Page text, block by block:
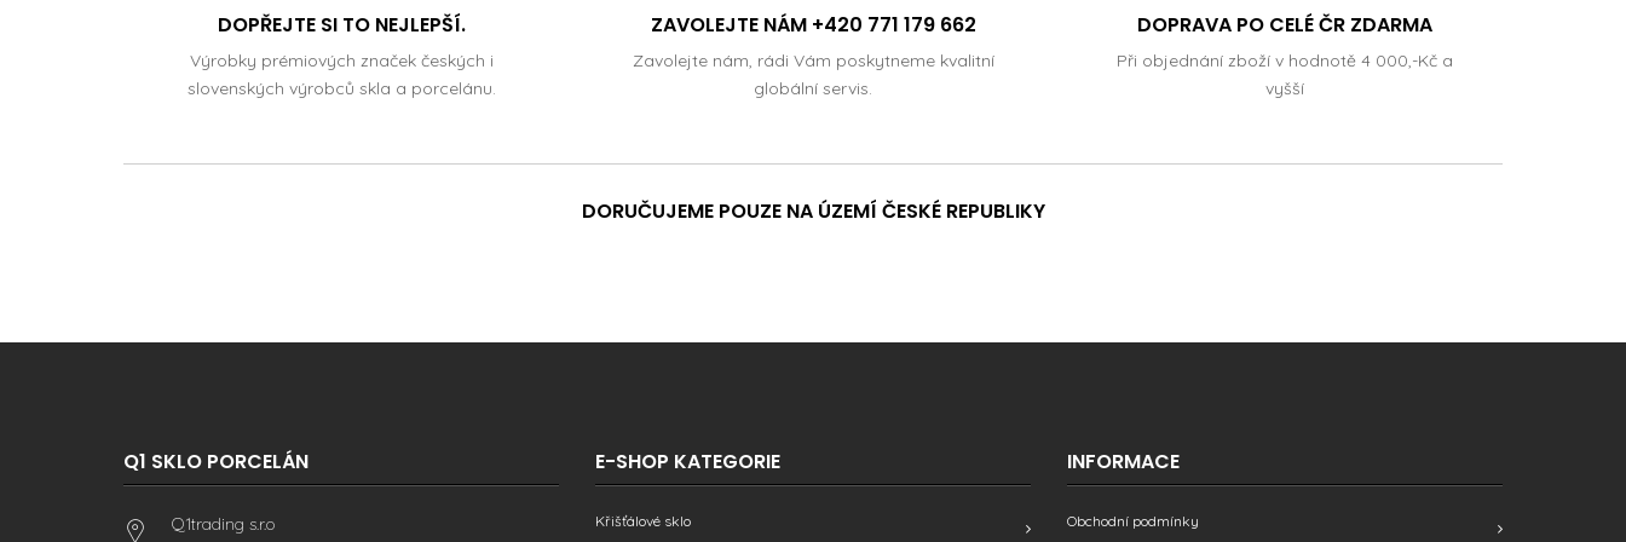
DOPŘEJTE SI TO NEJLEPŠÍ.
Výrobky prémiových značek českých i
slovenských výrobců skla a porcelánu.
ZAVOLEJTE NÁM +420 771 179 662
Zavolejte nám, rádi Vám poskytneme kvalitní
globální servis.
DOPRAVA PO CELÉ ČR ZDARMA
Při objednání zboží v hodnotě 4 000,-Kč a
vyšší
DORUČUJEME POUZE NA ÚZEMÍ ČESKÉ REPUBLIKY
Q1 SKLO PORCELÁN
Q1trading s.r.o
E-SHOP KATEGORIE
Křišťálové sklo
INFORMACE
Obchodní podmínky